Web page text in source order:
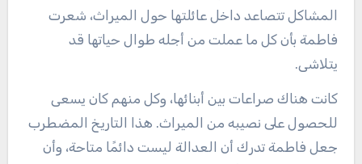
المشاكل تتصاعد داخل عائلتها حول الميراث، شعرت
فاطمة بأن كل ما عملت من أجله طوال حياتها قد
يتلاشى.
كانت هناك صراعات بين أبنائها، وكل منهم كان يسعى
للحصول على نصيبه من الميراث. هذا التاريخ المضطرب
جعل فاطمة تدرك أن العدالة ليست دائمًا متاحة، وأن